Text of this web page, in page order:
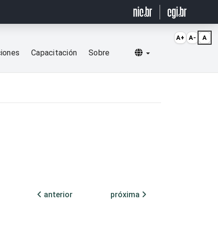
Capacitación Sobre Selecionar idioma
anterior
próxima
A+ A- A